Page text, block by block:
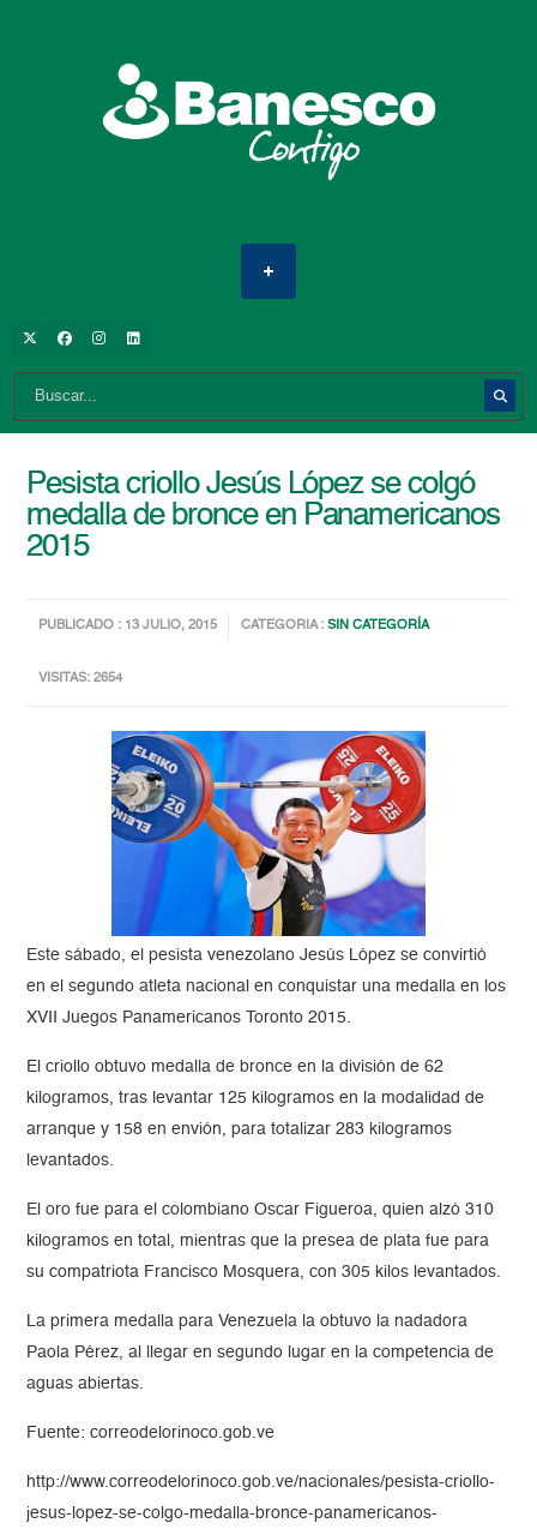
Pesista criollo Jesús López se colgó
medalla de bronce en Panamericanos
2015
PUBLICADO : 13 JULIO, 2015 CATEGORIA :SIN CATEGORÍA
VISITAS: 2654
Este sábado, el pesista venezolano Jesús López se convirtió
en el segundo atleta nacional en conquistar una medalla en los
XVII Juegos Panamericanos Toronto 2015.
El criollo obtuvo medalla de bronce en la división de 62
kilogramos, tras levantar 125 kilogramos en la modalidad de
arranque y 158 en envión, para totalizar 283 kilogramos
levantados.
El oro fue para el colombiano Oscar Figueroa, quien alzó 310
kilogramos en total, mientras que la presea de plata fue para
su compatriota Francisco Mosquera, con 305 kilos levantados.
La primera medalla para Venezuela la obtuvo la nadadora
Paola Pérez, al llegar en segundo lugar en la competencia de
aguas abiertas.
Fuente: correodelorinoco.gob.ve
http://www.correodelorinoco.gob.ve/nacionales/pesista-criollo-
jesus-lopez-se-colgo-medalla-bronce-panamericanos-